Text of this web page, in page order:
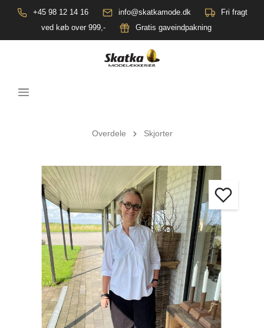
+45 98 12 14 16 info@skatkamode.dk
Fri fragt
ved køb over 999,-
Gratis gaveindpakning
Overdele Skjorter